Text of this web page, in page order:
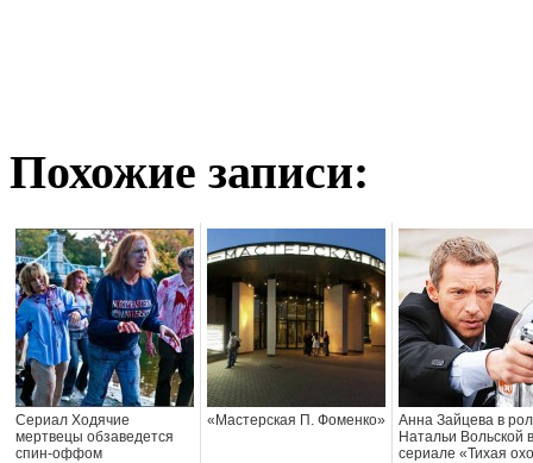
Похожие записи:
Сериал Ходячие
мертвецы обзаведется
спин-оффом
«Мастерская П. Фоменко»
Анна Зайцева в
Натальи Вольской в
сериале «Тихая